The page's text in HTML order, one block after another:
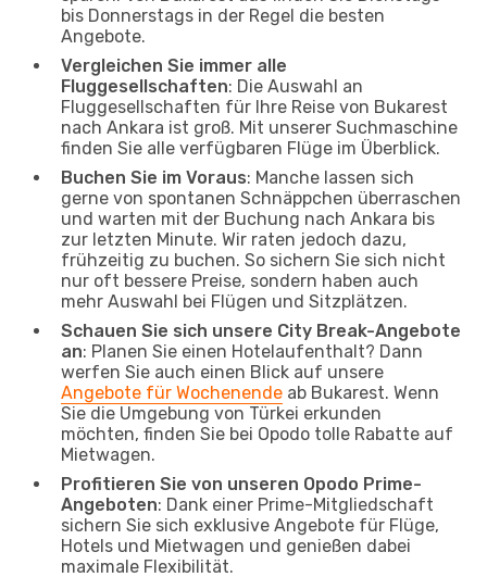
bis Donnerstags in der Regel die besten
Angebote.
Vergleichen Sie immer alle
Fluggesellschaften: Die Auswahl an
Fluggesellschaften für Ihre Reise von Bukarest
nach Ankara ist groß. Mit unserer Suchmaschine
finden Sie alle verfügbaren Flüge im Überblick.
Buchen Sie im Voraus: Manche lassen sich
gerne von spontanen Schnäppchen überraschen
und warten mit der Buchung nach Ankara bis
zur letzten Minute. Wir raten jedoch dazu,
frühzeitig zu buchen. So sichern Sie sich nicht
nur oft bessere Preise, sondern haben auch
mehr Auswahl bei Flügen und Sitzplätzen.
Schauen Sie sich unsere City Break-Angebote
an: Planen Sie einen Hotelaufenthalt? Dann
werfen Sie auch einen Blick auf unsere
Angebote für Wochenende ab Bukarest. Wenn
Sie die Umgebung von Türkei erkunden
möchten, finden Sie bei Opodo tolle Rabatte auf
Mietwagen.
Profitieren Sie von unseren Opodo Prime-
Angeboten: Dank einer Prime-Mitgliedschaft
sichern Sie sich exklusive Angebote für Flüge,
Hotels und Mietwagen und genießen dabei
maximale Flexibilität.